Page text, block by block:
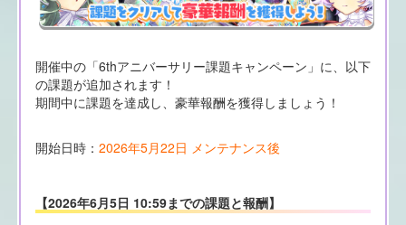
開催中の「6thアニバーサリー課題キャンペーン」に、以下
の課題が追加されます！
期間中に課題を達成し、豪華報酬を獲得しましょう！
開始日時： 2026年5月22日 メンテナンス後
【2026年6月5日 10:59までの課題と報酬】